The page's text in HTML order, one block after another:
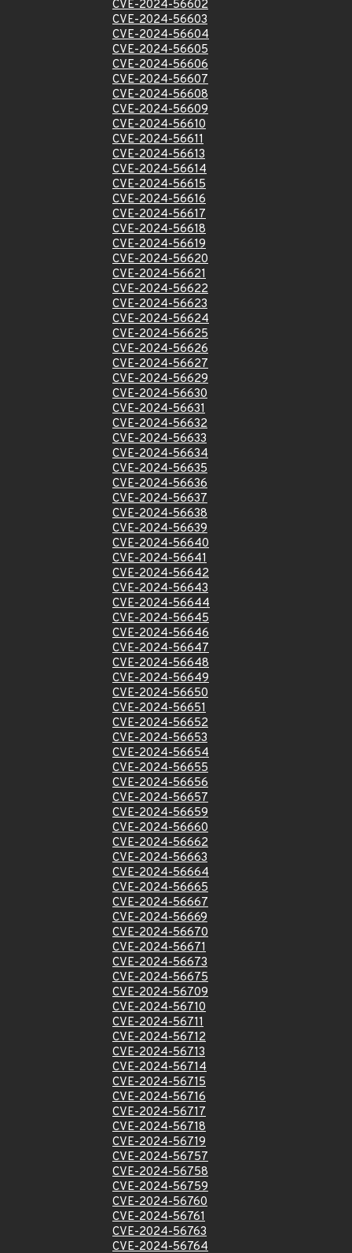
CVE-2024-56602
CVE-2024-56603
CVE-2024-56604
CVE-2024-56605
CVE-2024-56606
CVE-2024-56607
CVE-2024-56608
CVE-2024-56609
CVE-2024-56610
CVE-2024-56611
CVE-2024-56613
CVE-2024-56614
CVE-2024-56615
CVE-2024-56616
CVE-2024-56617
CVE-2024-56618
CVE-2024-56619
CVE-2024-56620
CVE-2024-56621
CVE-2024-56622
CVE-2024-56623
CVE-2024-56624
CVE-2024-56625
CVE-2024-56626
CVE-2024-56627
CVE-2024-56629
CVE-2024-56630
CVE-2024-56631
CVE-2024-56632
CVE-2024-56633
CVE-2024-56634
CVE-2024-56635
CVE-2024-56636
CVE-2024-56637
CVE-2024-56638
CVE-2024-56639
CVE-2024-56640
CVE-2024-56641
CVE-2024-56642
CVE-2024-56643
CVE-2024-56644
CVE-2024-56645
CVE-2024-56646
CVE-2024-56647
CVE-2024-56648
CVE-2024-56649
CVE-2024-56650
CVE-2024-56651
CVE-2024-56652
CVE-2024-56653
CVE-2024-56654
CVE-2024-56655
CVE-2024-56656
CVE-2024-56657
CVE-2024-56659
CVE-2024-56660
CVE-2024-56662
CVE-2024-56663
CVE-2024-56664
CVE-2024-56665
CVE-2024-56667
CVE-2024-56669
CVE-2024-56670
CVE-2024-56671
CVE-2024-56673
CVE-2024-56675
CVE-2024-56709
CVE-2024-56710
CVE-2024-56711
CVE-2024-56712
CVE-2024-56713
CVE-2024-56714
CVE-2024-56715
CVE-2024-56716
CVE-2024-56717
CVE-2024-56718
CVE-2024-56719
CVE-2024-56757
CVE-2024-56758
CVE-2024-56759
CVE-2024-56760
CVE-2024-56761
CVE-2024-56763
CVE-2024-56764